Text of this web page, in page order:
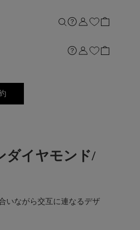
ダイヤモンド/
いながら交互に連なるデザ